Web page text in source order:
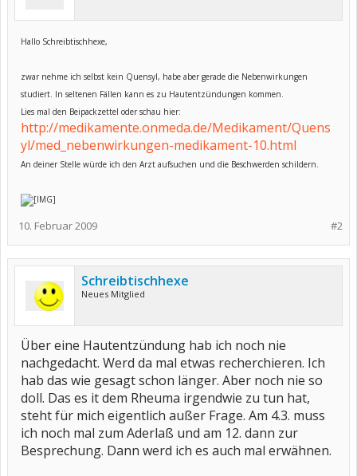
Hallo Schreibtischhexe,
zwar nehme ich selbst kein Quensyl, habe aber gerade die Nebenwirkungen
studiert. In seltenen Fällen kann es zu Hautentzündungen kommen.
Lies mal den Beipackzettel oder schau hier:
http://medikamente.onmeda.de/Medikament/Quens
yl/med_nebenwirkungen-medikament-10.html
An deiner Stelle würde ich den Arzt aufsuchen und die Beschwerden schildern.
#2
10. Februar 2009
Schreibtischhexe
Neues Mitglied
Über eine Hautentzündung hab ich noch nie
nachgedacht. Werd da mal etwas recherchieren. Ich
hab das wie gesagt schon länger. Aber noch nie so
doll. Das es it dem Rheuma irgendwie zu tun hat,
steht für mich eigentlich außer Frage. Am 4.3. muss
ich noch mal zum Aderlaß und am 12. dann zur
Besprechung. Dann werd ich es auch mal erwähnen.